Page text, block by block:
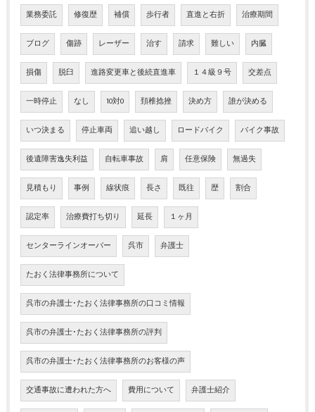
業務委託 修復歴 補償 歩行者 直進と右折 治療期間
ブログ 傷跡 レーザー 治す 請求 難しい 内臓
損傷 脱臼 進路変更車と後続直進車 １４級９号 交差点
一時停止 なし 10対0 頚椎捻挫 決め方 誰が決める
いつ決まる 停止車両 追い越し ロードバイク バイク事故
後遺障害逸失利益 自転車事故 肩 任意保険 無過失
見積もり 事例 線状痕 長さ 既往 歴 割合
認定率 治療費打ち切り 延長 １ヶ月
センターラインオーバー 呉市 弁護士
たおく法律事務所について
呉市の弁護士･たおく法律事務所の口コミ情報
呉市の弁護士･たおく法律事務所の評判
呉市の弁護士･たおく法律事務所のお客様の声
交通事故に遭われた方へ 費用について 弁護士紹介